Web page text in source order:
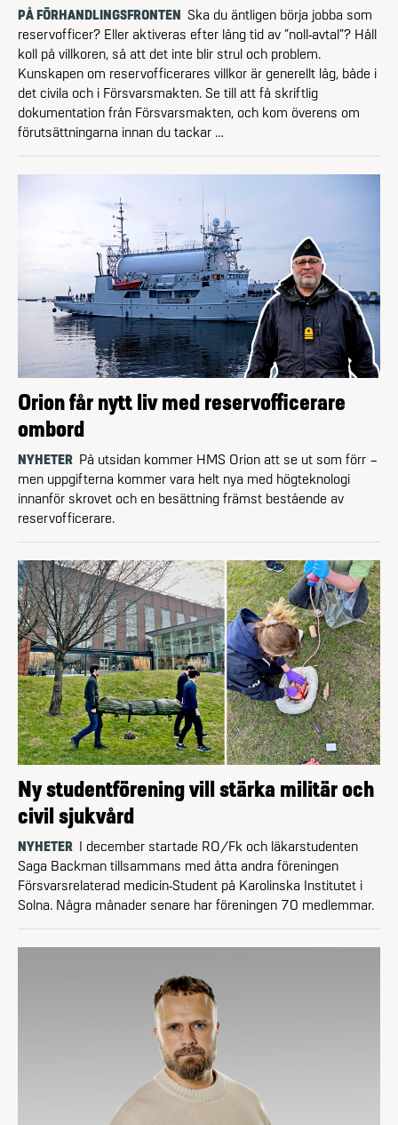
PÅ FÖRHANDLINGSFRONTEN Ska du äntligen börja jobba som
reservofficer? Eller aktiveras efter lång tid av ”noll-avtal”? Håll
koll på villkoren, så att det inte blir strul och problem.
Kunskapen om reservofficerares villkor är generellt låg, både i
det civila och i Försvarsmakten. Se till att få skriftlig
dokumentation från Försvarsmakten, och kom överens om
förutsättningarna innan du tackar …
Orion får nytt liv med reservofficerare
ombord
NYHETER På utsidan kommer HMS Orion att se ut som förr –
men uppgifterna kommer vara helt nya med högteknologi
innanför skrovet och en besättning främst bestående av
reserv­officerare.
Ny studentförening vill stärka militär och
civil sjukvård
NYHETER I december startade RO/Fk och läkarstudenten
Saga Backman tillsammans med åtta andra föreningen
Försvarsrelaterad medicin-Student på Karolinska Institutet i
Solna. Några månader senare har föreningen 70 medlemmar.